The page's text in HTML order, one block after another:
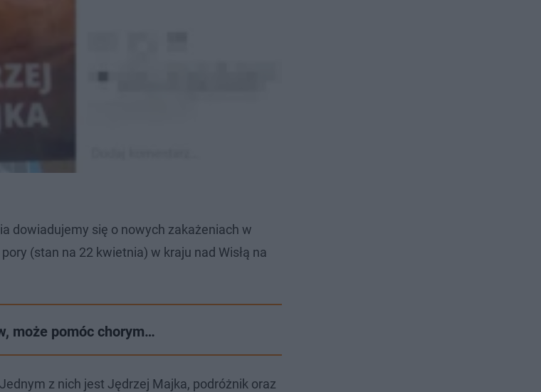
dowiadujemy się o nowych zakażeniach w
(stan na 22 kwietnia) w kraju nad Wisłą na
może pomóc chorym…
z nich jest Jędrzej Majka, podróżnik oraz